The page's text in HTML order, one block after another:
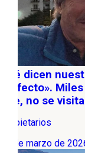
Qué dicen
perfecto».
vive, no se visita
Propietarios
20 de marzo de